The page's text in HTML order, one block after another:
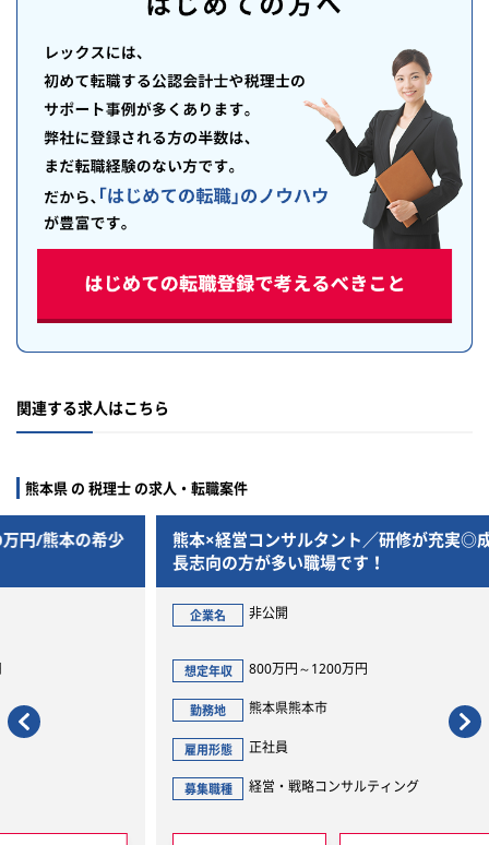
関連する求人はこちら
熊本県 の 税理士 の求人・転職案件
少
熊本×経営コンサルタント／研修が充実◎成
長志向の方が多い職場です！
非公開
800万円～1200万円
熊本県熊本市
正社員
経営・戦略コンサルティング
＜熊
だき
勤